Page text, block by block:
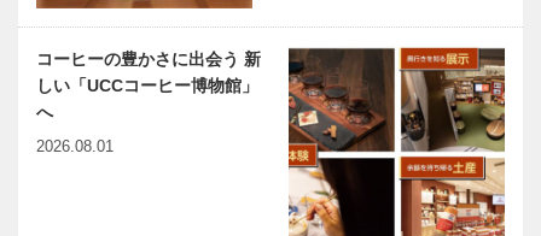
コーヒーの豊かさに出会う 新
しい「UCCコーヒー博物館」
へ
2026.08.01